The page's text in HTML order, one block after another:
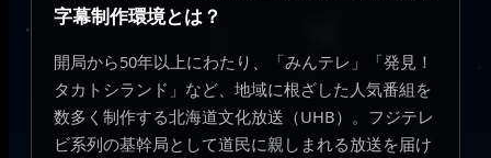
字幕制作環境とは？
開局から50年以上にわたり、「みんテレ」「発見！
タカトシランド」など、地域に根ざした人気番組を
数多く制作する北海道文化放送（UHB）。フジテレ
ビ系列の基幹局として道民に親しまれる放送を届け